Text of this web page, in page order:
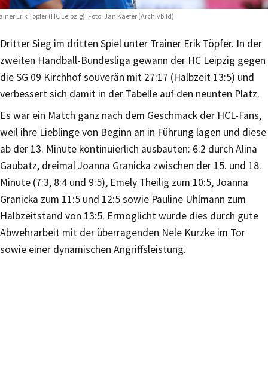
Erik Töpfer (HC Leipzig). Foto: Jan Kaefer (Archivbild)
Dritter Sieg im dritten Spiel unter Trainer Erik Töpfer. In der
zweiten Handball-Bundesliga gewann der HC Leipzig gegen
die SG 09 Kirchhof souverän mit 27:17 (Halbzeit 13:5) und
verbessert sich damit in der Tabelle auf den neunten Platz.
Es war ein Match ganz nach dem Geschmack der HCL-Fans,
weil ihre Lieblinge von Beginn an in Führung lagen und diese
ab der 13. Minute kontinuierlich ausbauten: 6:2 durch Alina
Gaubatz, dreimal Joanna Granicka zwischen der 15. und 18.
Minute (7:3, 8:4 und 9:5), Emely Theilig zum 10:5, Joanna
Granicka zum 11:5 und 12:5 sowie Pauline Uhlmann zum
Halbzeitstand von 13:5. Ermöglicht wurde dies durch gute
Abwehrarbeit mit der überragenden Nele Kurzke im Tor
sowie einer dynamischen Angriffsleistung.